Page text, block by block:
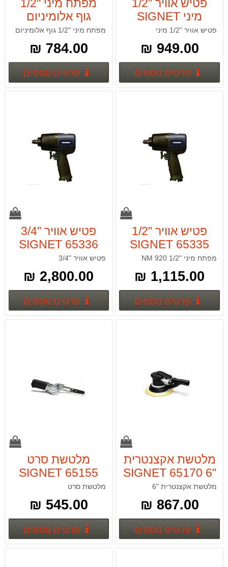
פטיש אוויר "1/2
מיני SIGNET
65331פטיש אוויר "1/2 מיני
949.00 ₪
פרטים נוספיםפרטים נוספים
מפתח מיני "1/2
גוף אלומיניום
SIGNET 65337
מפתח מיני "1/2 גוף אלומיניום
784.00 ₪
פרטים נוספים
פטיש אוויר "1/2
SIGNET 65335
NM 920מפתח מיני "1/2 NM 920
1,115.00 ₪
פרטים נוספיםפרטים נוספים
פטיש אוויר "3/4
SIGNET 65336
פטיש אוויר "3/4
2,800.00 ₪
פרטים נוספים
מלטשת אקצנטרית
"6 SIGNET 65170
מלטשת אקצנטרית "6
867.00 ₪
פרטים נוספיםפרטים נוספים
מלטשת סרט
SIGNET 65155
מלטשת סרט
545.00 ₪
פרטים נוספים